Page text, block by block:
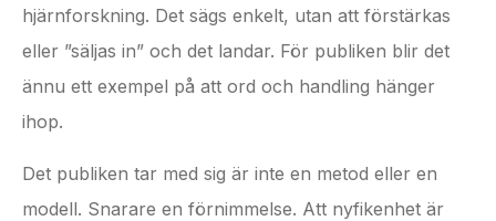
hjärnforskning. Det sägs enkelt, utan att förstärkas
eller ”säljas in” och det landar. För publiken blir det
ännu ett exempel på att ord och handling hänger
ihop.
Det publiken tar med sig är inte en metod eller en
modell. Snarare en förnimmelse. Att nyfikenhet är